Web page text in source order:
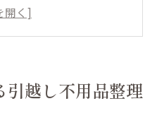
整理と見積無料の活用
を賢く使う不用品整理
引越し不用品整理